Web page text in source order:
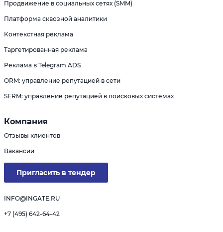
Продвижение в социальных сетях (SMM)
Платформа сквозной аналитики
Контекстная реклама
Таргетированная реклама
Реклама в Telegram ADS
ORM: управление репутацией в сети
SERM: управление репутацией в поисковых системах
Компания
Отзывы клиентов
Вакансии
Пригласить в тендер
INFO@INGATE.RU
+7 (495) 642-64-42